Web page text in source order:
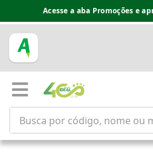
Acesse a aba Promoções e